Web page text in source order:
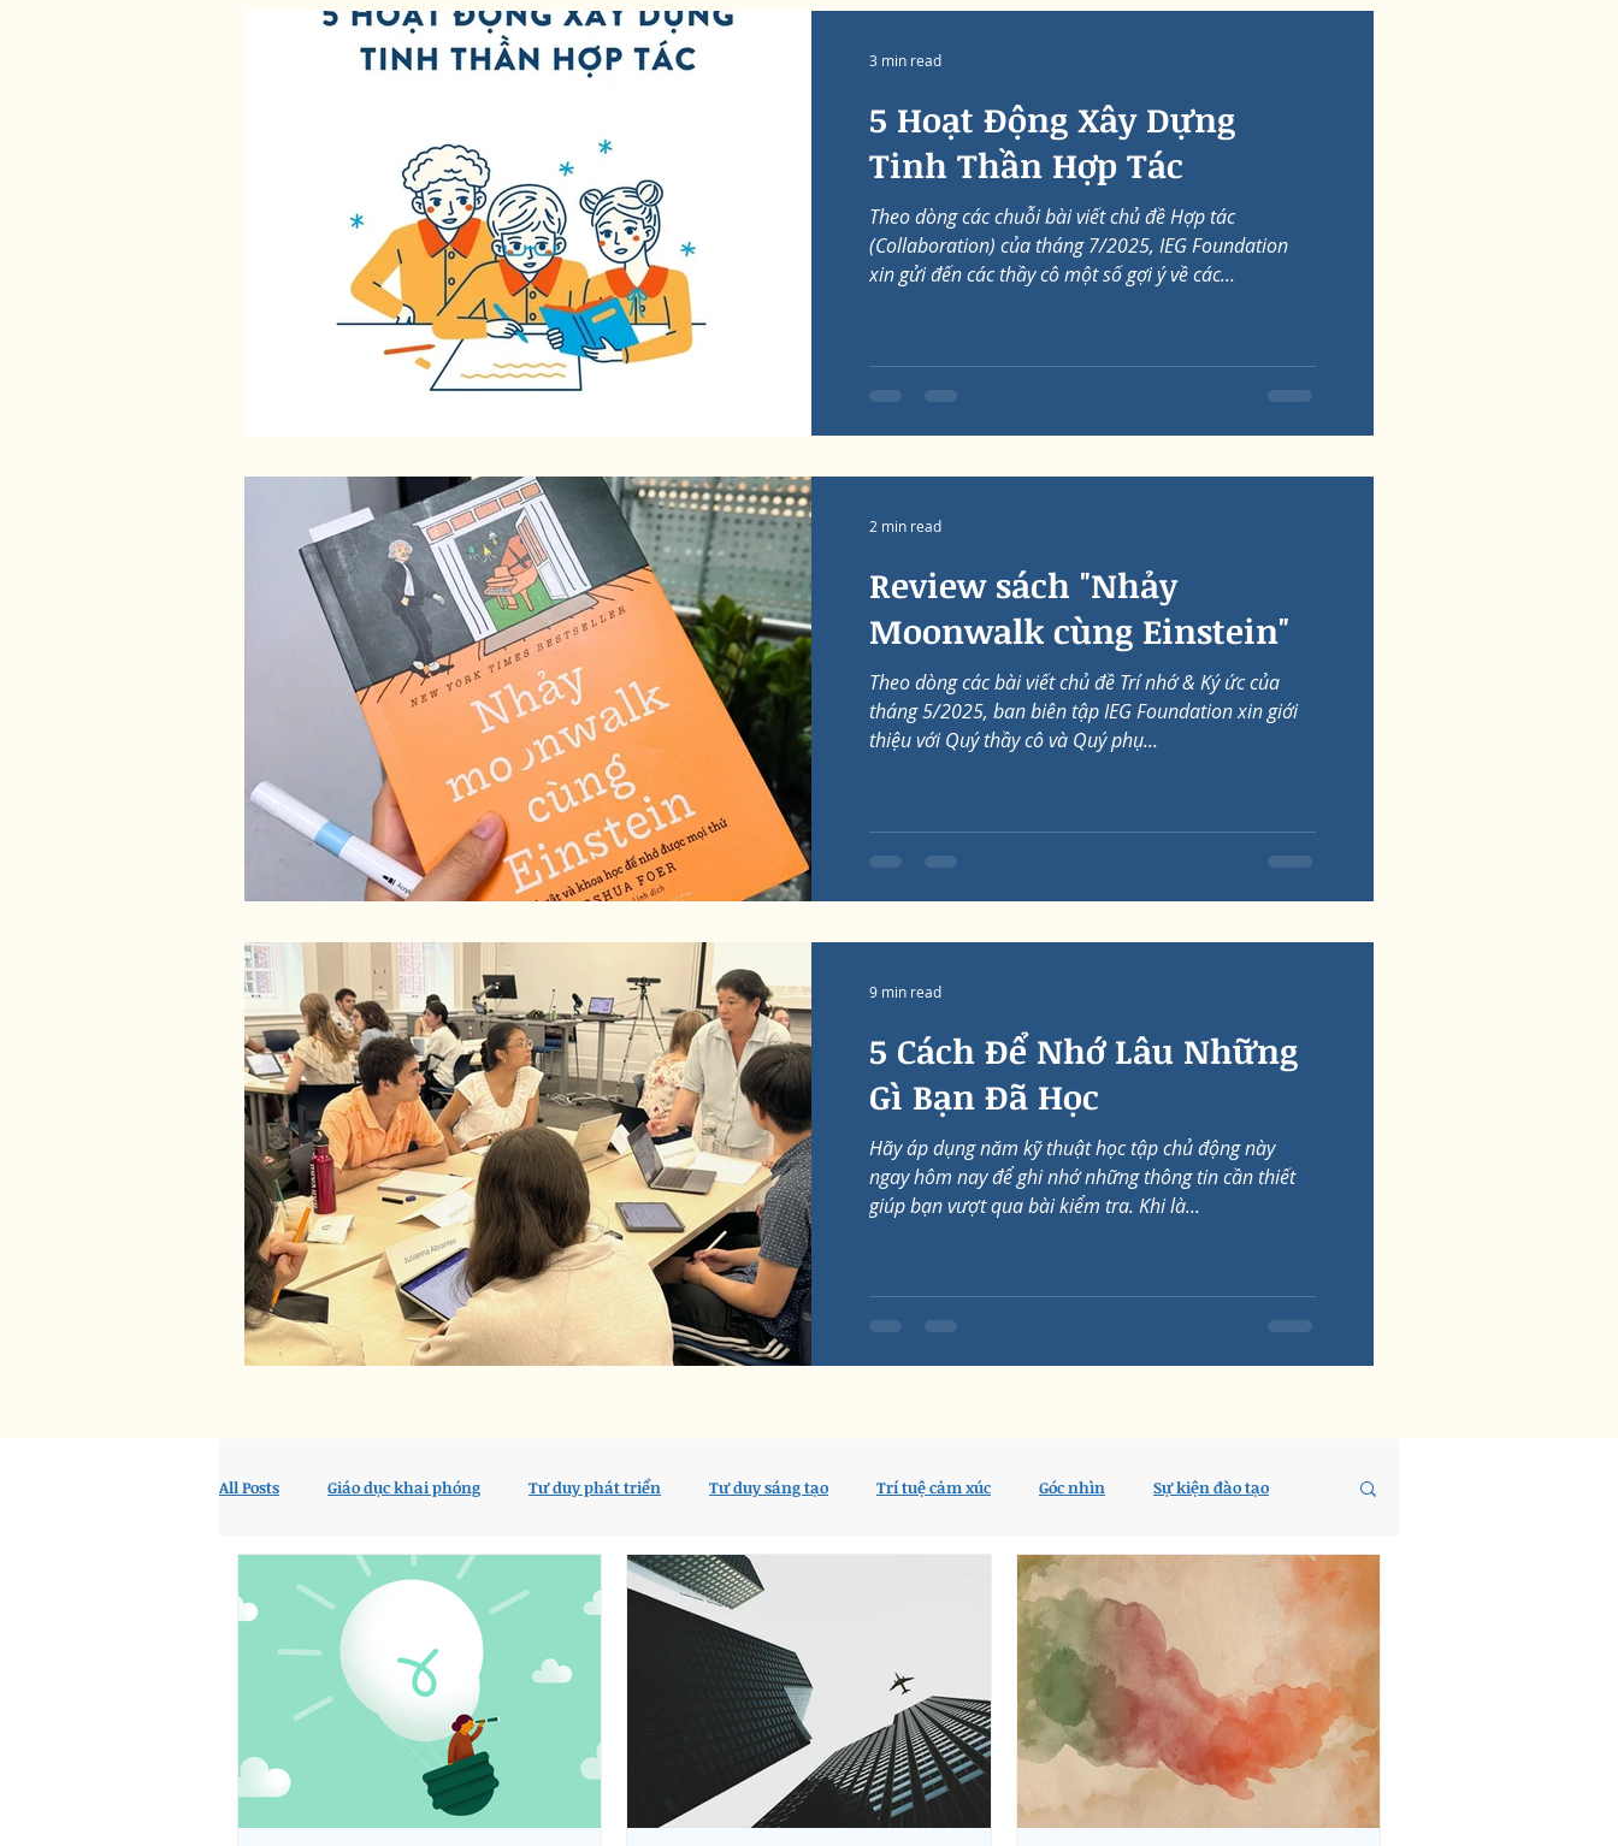
5 Hoạt Động Xây Dựng
Tinh Thần Hợp Tác
Theo dòng các chuỗi bài viết chủ đề Hợp tác
(Collaboration) của tháng 7/2025, IEG Foundation
xin gửi đến các thầy cô một số gợi ý về các...
3 min read
Review sách "Nhảy
Moonwalk cùng Einstein"
Theo dòng các bài viết chủ đề Trí nhớ & Ký ức của
tháng 5/2025, ban biên tập IEG Foundation xin giới
thiệu với Quý thầy cô và Quý phụ...
2 min read
5 Cách Để Nhớ Lâu Những
Gì Bạn Đã Học
Hãy áp dụng năm kỹ thuật học tập chủ động này
ngay hôm nay để ghi nhớ những thông tin cần thiết
giúp bạn vượt qua bài kiểm tra. Khi là...
9 min read
All Posts Giáo dục khai phóng Tư duy phát triển Tư duy sáng tạo Trí tuệ cảm xúc Góc nhìn Sự kiện đào tạo
PEN Dạy và học Tổng hợp nghiên cứu Nghề giáo tốt đẹp